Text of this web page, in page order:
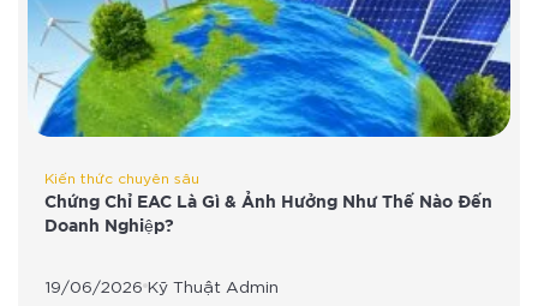
Kiến thức chuyên sâu
Chứng Chỉ EAC Là Gì & Ảnh Hưởng Như Thế Nào Đến
Doanh Nghiệp?
19/06/2026 Kỹ Thuật Admin